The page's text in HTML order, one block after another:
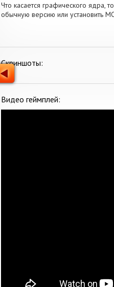
Что касается графического ядра,
обычную версию или установить
Скриншоты:
Видео геймплей: